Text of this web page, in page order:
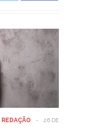
REDAÇÃO -
26 DE